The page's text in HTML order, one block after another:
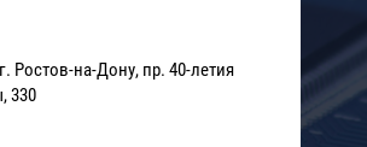
Ростов-на-Дону, пр. 40-летия
330